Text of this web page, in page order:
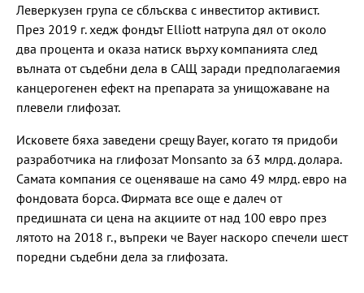
Леверкузен група се сблъсква с инвеститор активист.
През 2019 г. хедж фондът Elliott натрупа дял от около
два процента и оказа натиск върху компанията след
вълната от съдебни дела в САЩ заради предполагаемия
канцерогенен ефект на препарата за унищожаване на
плевели глифозат.
Исковете бяха заведени срещу Bayer, когато тя придоби
разработчика на глифозат Monsanto за 63 млрд. долара.
Самата компания се оценяваше на само 49 млрд. евро на
фондовата борса. Фирмата все още е далеч от
предишната си цена на акциите от над 100 евро през
лятото на 2018 г., въпреки че Bayer наскоро спечели шест
поредни съдебни дела за глифозата.